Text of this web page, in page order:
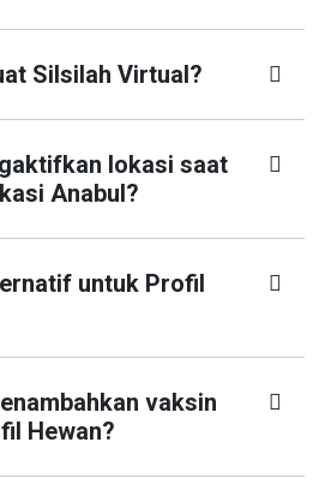
Silsilah Virtual?
lokasi saat
Anabul?
untuk Profil
vaksin
Hewan?